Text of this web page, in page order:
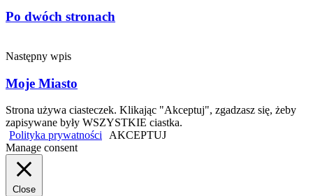
Po dwóch stronach
Następny wpis
Moje Miasto
Strona używa ciasteczek. Klikając "Akceptuj", zgadzasz się, żeby
zapisywane były WSZYSTKIE ciastka.
Polityka prywatności AKCEPTUJ
Manage consent
Close